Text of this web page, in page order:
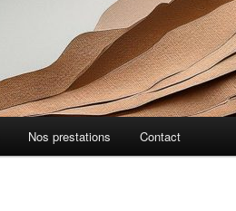
Nos prestations Contact